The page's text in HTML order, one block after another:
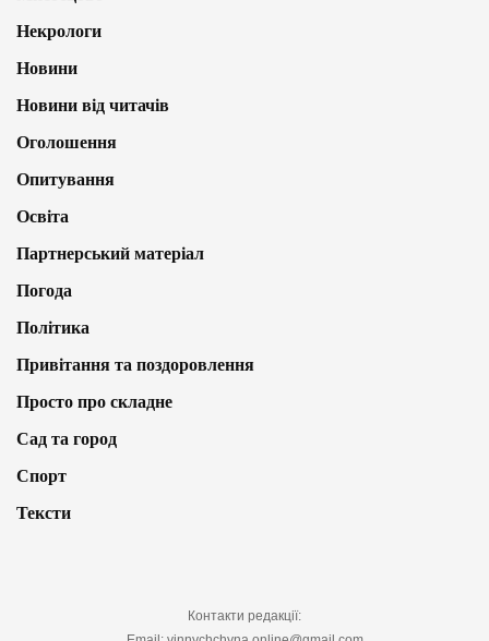
Некрологи
Новини
Новини від читачів
Оголошення
Опитування
Освіта
Партнерський матеріал
Погода
Політика
Привітання та поздоровлення
Просто про складне
Сад та город
Спорт
Тексти
Контакти редакції: